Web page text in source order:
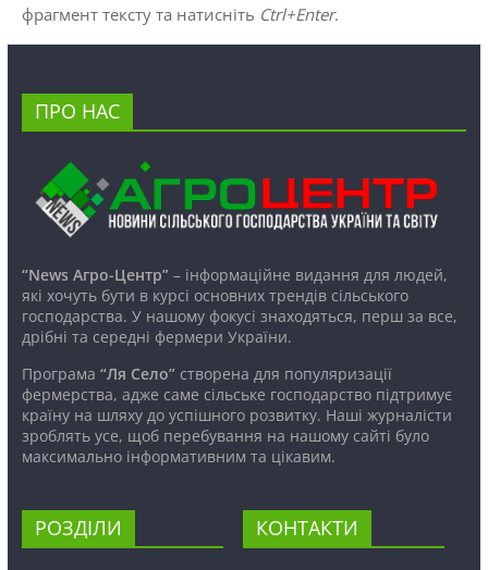
фрагмент тексту та натисніть Ctrl+Enter.
ПРО НАС
“News Агро-Центр”– інформаційне видання для людей,
які хочуть бути в курсі основних трендів сільського
господарства. У нашому фокусі знаходяться, перш за все,
дрібні та середні фермери України.
Програма “Ля Село”створена для популяризації
фермерства, адже саме сільське господарство підтримує
країну на шляху до успішного розвитку. Наші журналісти
зроблять усе, щоб перебування на нашому сайті було
максимально інформативним та цікавим.
РОЗДІЛИ КОНТАКТИ